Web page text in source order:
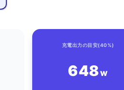
充電出力の目安(40%)
648W